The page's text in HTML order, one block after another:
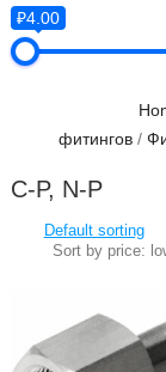
₽4.00
фитингов/
C-P, N-P